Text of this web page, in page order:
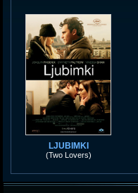
LJUBIMKI
(Two Lovers)